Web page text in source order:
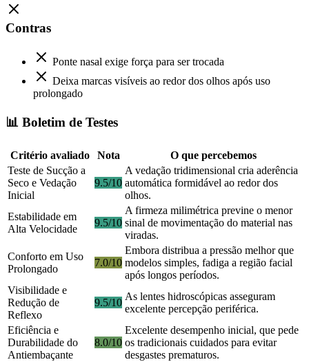
Contras
Ponte nasal exige força para ser trocada
Deixa marcas visíveis ao redor dos olhos após uso
prolongado
📊 Boletim de Testes
Critério avaliado Nota
O que percebemos
Teste de Sucção a
Seco e Vedação
Inicial
9.5/10
A vedação tridimensional cria aderência
automática formidável ao redor dos
olhos.
Estabilidade em
Alta Velocidade
9.5/10
A firmeza milimétrica previne o menor
sinal de movimentação do material nas
viradas.
Conforto em Uso
Prolongado
7.0/10
Embora distribua a pressão melhor que
modelos simples, fadiga a região facial
após longos períodos.
Visibilidade e
Redução de
Reflexo
9.5/10
As lentes hidroscópicas asseguram
excelente percepção periférica.
Eficiência e
Durabilidade do
Antiembaçante
8.0/10
Excelente desempenho inicial, que pede
os tradicionais cuidados para evitar
desgastes prematuros.